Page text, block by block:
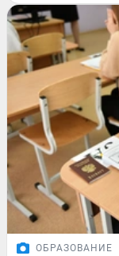
ОБРАЗОВАНИЕ